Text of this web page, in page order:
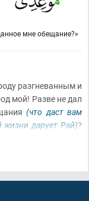
мне обещание?»
разгневанным и
мой! Разве не дал
(что даст вам
дарует Рай)?
этот срок